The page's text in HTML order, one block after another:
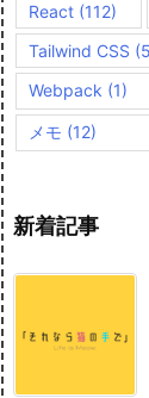
React (112)
Tailwind CSS
Webpack (1)
メモ (12)
新着記事